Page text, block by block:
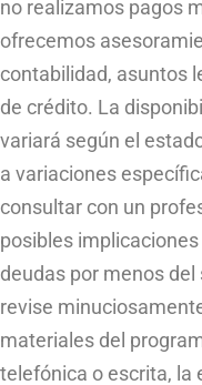
no realizamos pagos
ofrecemos
contabilidad, asuntos
de crédito. La
variará según el
a variaciones
consultar con un
posibles
deudas por menos
revise
materiales del
telefónica o escrita, la